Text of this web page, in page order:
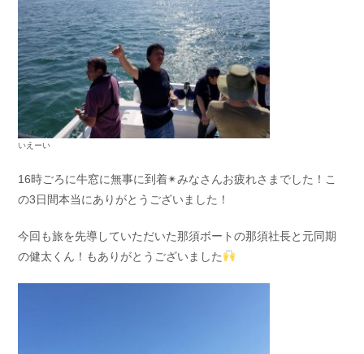
いえーい
16時ごろに牛窓に無事に到着✴みなさんお疲れさまでした！こ
の3日間本当にありがとうございました！
今回も旅を先導していただいた那須ボートの那須社長と元同期
の健太くん！もありがとうございました